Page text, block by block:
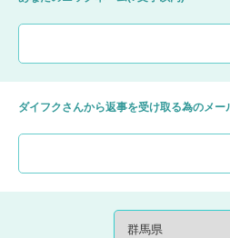
ダイフクさんから返事を受け取る為のメー